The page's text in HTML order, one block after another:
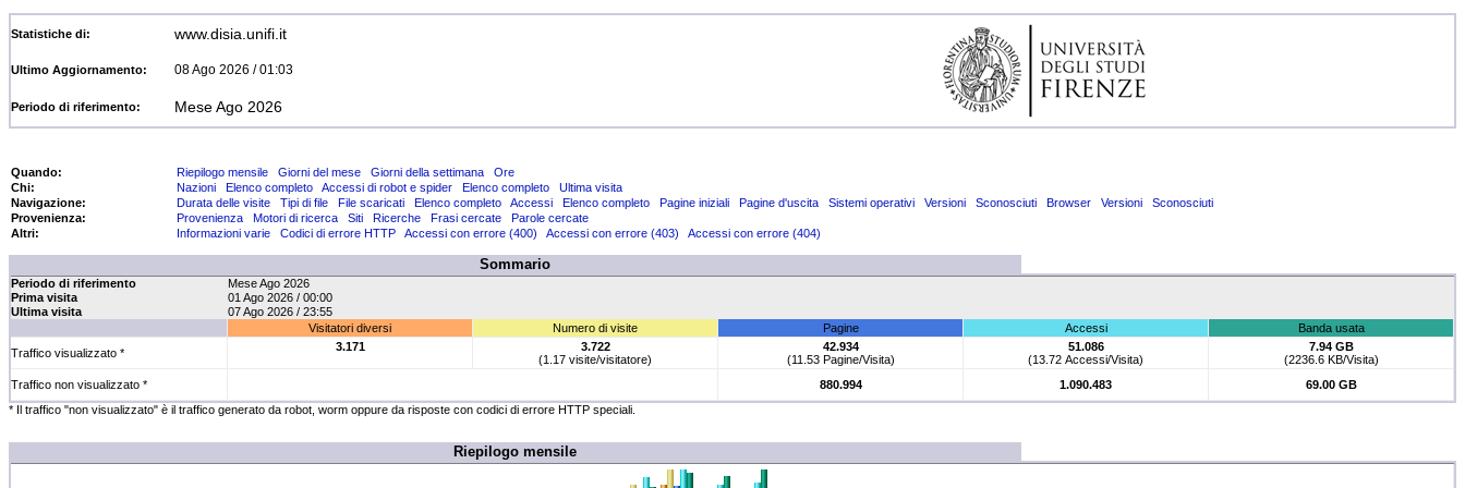
Statistiche di: www.disia.unifi.it
Ultimo Aggiornamento: 08 Ago 2026 / 01:03
Periodo di riferimento: Mese Ago 2026
Quando: Riepilogo mensile Giorni del mese Giorni della settimana
Ore
Chi:
Nazioni Elenco completo Accessi di robot e spider Elenco completo
Ultima visita
Navigazione:
Durata delle visite Tipi di file File scaricati Elenco completo Accessi Elenco completo Pagine iniziali Pagine d'uscita Sistemi operativi Versioni Sconosciuti Browser Versioni
Sconosciuti
Provenienza:
Provenienza Motori di ricerca Siti Ricerche Frasi cercate
Parole cercate
Altri:
Informazioni varie Codici di errore HTTP Accessi con errore (400) Accessi con errore (403) Accessi con errore (404)
Sommario
Periodo di riferimento
Mese Ago 2026
Prima visita
01 Ago 2026 / 00:00
Ultima visita
07 Ago 2026 / 23:55
Visitatori diversi
Numero di visite Pagine Accessi
Banda usata
Traffico visualizzato *
3.171
3.722
(1.17 visite/visitatore)
42.934
(11.53 Pagine/Visita)
51.086
(13.72 Accessi/Visita)
7.94 GB
(2236.6 KB/Visita)
Traffico non visualizzato *
880.994 1.090.483
69.00 GB
* Il traffico "non visualizzato" è il traffico generato da robot, worm oppure da risposte con codici di errore HTTP speciali.
Riepilogo mensile